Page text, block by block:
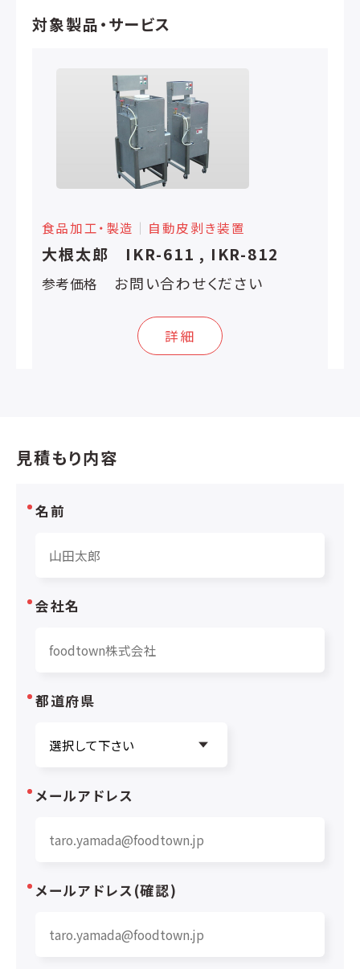
対象製品・サービス
食品加工・製造 │ 自動皮剥き装置
大根太郎 IKR-611 , IKR-812
参考価格 お問い合わせください
詳細
見積もり内容
名前
会社名
都道府県
メールアドレス
メールアドレス(確認)